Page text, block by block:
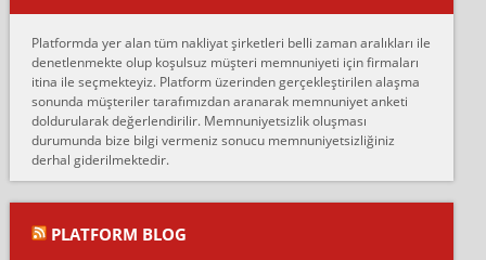
Ankara Alicanlar naklyat tel 5465524025. 2600 TL'ye ankaradan
Konya ya Alicanlar naklyat la anlaştık bu şahıs evin taşınacağı gün
fiyatın mazoto gele...
Fatih kokmese:
Diyarbakır dan eşyamı getirtmek için anlaştım sözleşme yaptım.
Son anda fiyat artırdılar.. mecburiyetten tasittim.. bu kişiler ağrılı
Ali:
Platformda yer alan tüm nakliyat şirketleri belli zaman aralıkları ile
denetlenmekte olup koşulsuz müşteri memnuniyeti için firmaları
itina ile seçmekteyiz. Platform üzerinden gerçekleştirilen alaşma
sonunda müşteriler tarafımızdan aranarak memnuniyet anketi
doldurularak değerlendirilir. Memnuniyetsizlik oluşması
durumunda bize bilgi vermeniz sonucu memnuniyetsizliğiniz
derhal giderilmektedir.
PLATFORM BLOG